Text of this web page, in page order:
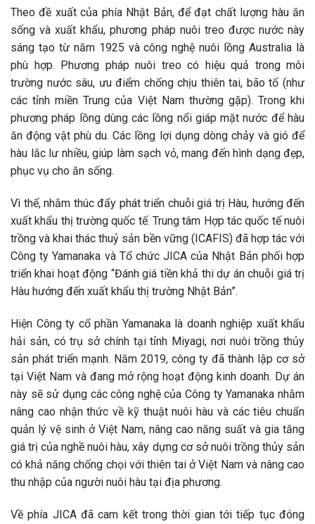
Theo đề xuất của phía Nhật Bản, để đạt chất lượng hàu ăn
sống và xuất khẩu, phương pháp nuôi treo được nước này
sáng tạo từ năm 1925 và công nghệ nuôi lồng Australia là
phù hợp. Phương pháp nuôi treo có hiệu quả trong môi
trường nước sâu, ưu điểm chống chịu thiên tai, bão tố (như
các tỉnh miền Trung của Việt Nam thường gặp). Trong khi
phương pháp lồng dùng các lồng nổi giáp mặt nước để hàu
ăn động vật phù du. Các lồng lợi dụng dòng chảy và gió để
hàu lắc lư nhiều, giúp làm sạch vỏ, mang đến hình dạng đẹp,
phục vụ cho ăn sống.
Vì thế, nhằm thúc đẩy phát triển chuỗi giá trị Hàu, hướng đến
xuất khẩu thị trường quốc tế. Trung tâm Hợp tác quốc tế nuôi
trồng và khai thác thuỷ sản bền vững (ICAFIS) đã hợp tác với
Công ty Yamanaka và Tổ chức JICA của Nhật Bản phối hợp
triển khai hoạt động “Đánh giá tiền khả thi dự án chuỗi giá trị
Hàu hướng đến xuất khẩu thị trường Nhật Bản”.
Hiện Công ty cổ phần Yamanaka là doanh nghiệp xuất khẩu
hải sản, có trụ sở chính tại tỉnh Miyagi, nơi nuôi trồng thủy
sản phát triển mạnh. Năm 2019, công ty đã thành lập cơ sở
tại Việt Nam và đang mở rộng hoạt động kinh doanh. Dự án
này sẽ sử dụng các công nghệ của Công ty Yamanaka nhằm
nâng cao nhận thức về kỹ thuật nuôi hàu và các tiêu chuẩn
quản lý vệ sinh ở Việt Nam, nâng cao năng suất và gia tăng
giá trị của nghề nuôi hàu, xây dựng cơ sở nuôi trồng thủy sản
có khả năng chống chọi với thiên tai ở Việt Nam và nâng cao
thu nhập của người nuôi hàu tại địa phương.
Về phía JICA đã cam kết trong thời gian tới tiếp tục đóng